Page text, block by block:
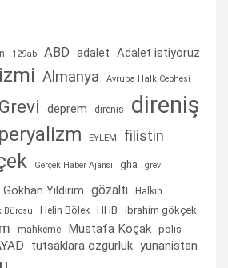
129ab ABD adalet Adalet istiyoruz
Almanya Avrupa Halk Cephesi
deprem direnis direniş
EYLEM filistin
Gerçek Haber Ajansı gha grev
Gökhan Yıldırım gözaltı
Halkın
Bürosu Helin Bölek HHB ibrahim gökçek
mahkeme Mustafa Koçak polis
tutsaklara ozgurluk yunanistan